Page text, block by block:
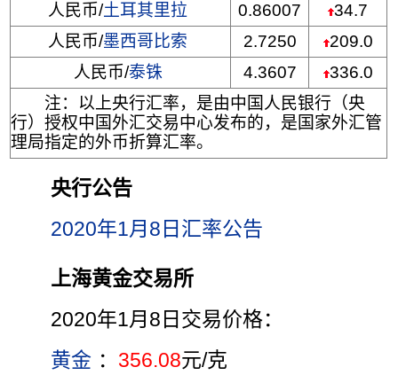
人民币/土耳其里拉 0.86007
34.7
人民币/墨西哥比索 2.7250
209.0
人民币/泰铢 4.3607
336.0
注：以上央行汇率，是由中国人民银行（央
行）授权中国外汇交易中心发布的，是国家外汇管
理局指定的外币折算汇率。
央行公告
2020年1月8日汇率公告
上海黄金交易所
2020年1月8日交易价格：
黄金 ： 356.08元/克